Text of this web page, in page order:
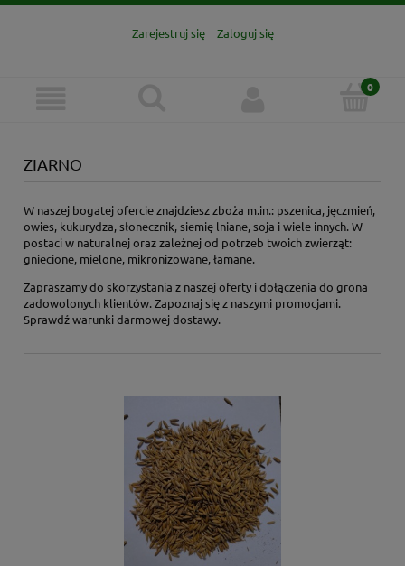
Zarejestruj się Zaloguj się
ZIARNO
W naszej bogatej ofercie znajdziesz zboża m.in.: pszenica, jęczmień,
owies, kukurydza, słonecznik, siemię lniane, soja i wiele innych. W
postaci w naturalnej oraz zależnej od potrzeb twoich zwierząt:
gniecione, mielone, mikronizowane, łamane.
Zapraszamy do skorzystania z naszej oferty i dołączenia do grona
zadowolonych klientów. Zapoznaj się z naszymi promocjami.
Sprawdź warunki darmowej dostawy.